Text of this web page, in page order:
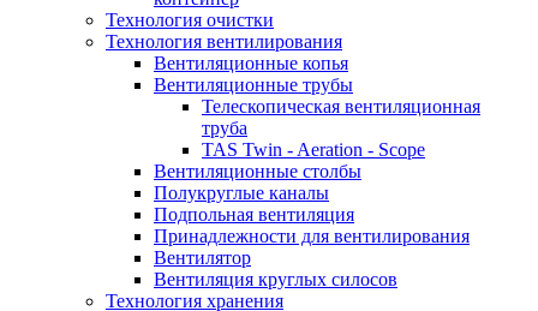
Технология очистки
Технология вентилирования
Вентиляционные копья
Вентиляционные трубы
Телескопическая вентиляционная
труба
TAS Twin - Aeration - Scope
Вентиляционные столбы
Полукруглые каналы
Подпольная вентиляция
Принадлежности для вентилирования
Вентилятор
Вентиляция круглых силосов
Технология хранения